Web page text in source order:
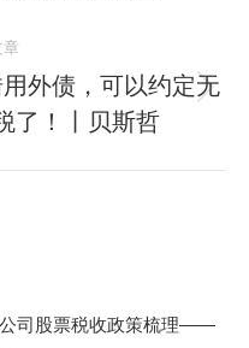
章
外债，可以约定无
了！丨贝斯哲
司股票税收政策梳理——